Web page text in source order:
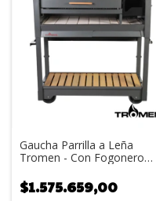
Gaucha Parrilla a Leña
Tromen - Con Fogonero
$1.575.659,00